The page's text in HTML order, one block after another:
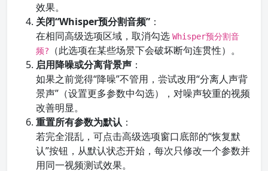
效果。
关闭“Whisper预分割音频” ：
在相同高级选项区域，取消勾选 Whisper预分割音
频?
（此选项在某些场景下会破坏断句连贯性）。
启用降噪或分离背景声 ：
如果之前觉得“降噪”不管用，尝试改用“分离人声背
景声”（设置更多参数中勾选），对噪声较重的视频
改善明显。
重置所有参数为默认 ：
若完全混乱，可点击高级选项窗口底部的“恢复默
认”按钮，从默认状态开始，每次只修改一个参数并
用同一视频测试效果。